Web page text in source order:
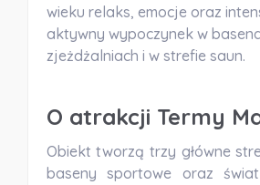
wieku relaks, emocje oraz
aktywny wypoczynek w
zjeżdżalniach i w strefie saun.
O atrakcji Termy
Obiekt tworzą trzy główne
baseny sportowe oraz